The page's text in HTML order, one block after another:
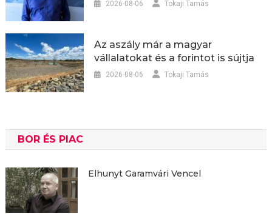
2026-08-06 Tokaji Tamás
Az aszály már a magyar
vállalatokat és a forintot is sújtja
2026-08-06 Tokaji Tamás
BOR ÉS PIAC
Elhunyt Garamvári Vencel